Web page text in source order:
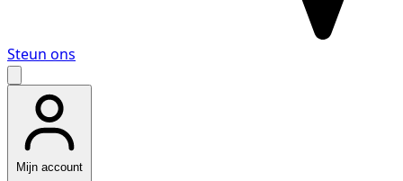
Steun ons
Mijn account